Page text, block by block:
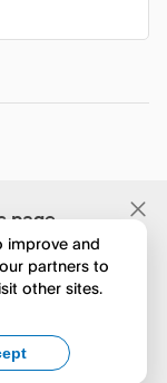
page
improve and
partners to
other sites.